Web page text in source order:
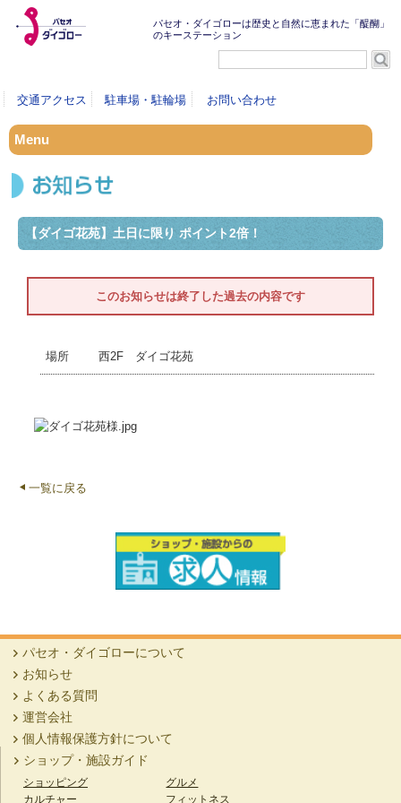
パセオ・ダイゴローは歴史と自然に恵まれた「醍醐」
のキーステーション
交通アクセス 駐車場・駐輪場 お問い合わせ
Menu
【ダイゴ花苑】土日に限り ポイント2倍！
このお知らせは終了した過去の内容です
場所 西2F ダイゴ花苑
一覧に戻る
パセオ・ダイゴローについて
お知らせ
よくある質問
運営会社
個人情報保護方針について
ショップ・施設ガイド
ショッピング
グルメ
カルチャー
フィットネス